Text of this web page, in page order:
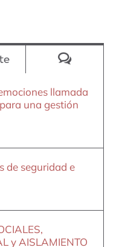
llamada
una gestión
de seguridad e
y AISLAMIENTO